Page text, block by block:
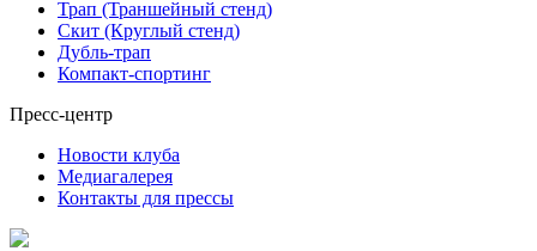
Трап (Траншейный стенд)
Скит (Круглый стенд)
Дубль-трап
Компакт-спортинг
Пресс-центр
Новости клуба
Медиагалерея
Контакты для прессы